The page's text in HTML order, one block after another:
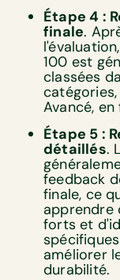
Étape 4 :
finale.
100 est
classées
Avancé,
Étape 5 :
détaillés.
feedback
finale, ce
apprendre
forts et
améliorer
durabilité.